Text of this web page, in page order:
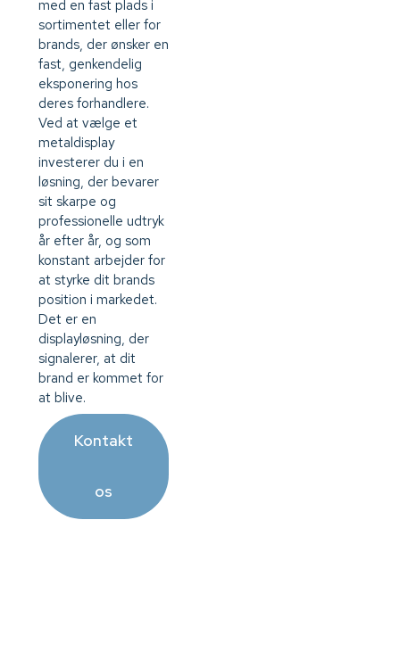
med en fast plads i
sortimentet eller for
brands, der ønsker en
fast, genkendelig
eksponering hos
deres forhandlere.
Ved at vælge et
metaldisplay
investerer du i en
løsning, der bevarer
sit skarpe og
professionelle udtryk
år efter år, og som
konstant arbejder for
at styrke dit brands
position i markedet.
Det er en
displayløsning, der
signalerer, at dit
brand er kommet for
at blive.
Kontakt
os